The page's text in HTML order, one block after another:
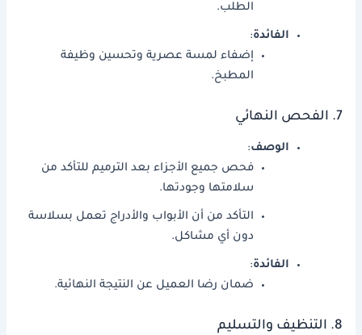
الطلب.
الفائدة:
إضفاء لمسة عصرية وتحسين وظيفة
المطبخ.
7. الفحص النهائي
الوصف:
فحص جميع الأجزاء بعد الترميم للتأكد من
سلامتها وجودتها.
التأكد من أن الأبواب والأدراج تعمل بسلاسة
دون أي مشاكل.
الفائدة:
ضمان رضا العميل عن النتيجة النهائية.
8. التنظيف والتسليم